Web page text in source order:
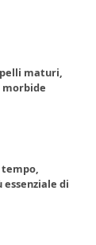
maturi,
morbide
tempo,
essenziale di